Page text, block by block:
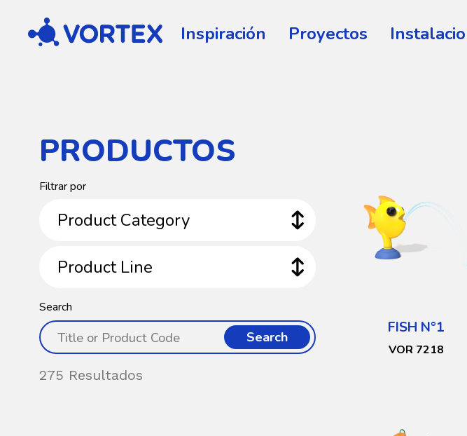
Vortex Inspiración Proyectos
PRODUCTOS
Filtrar porProduct
Product Category
Product Line
Search
Search
275 Resultados
FISH N°1
VOR 7218